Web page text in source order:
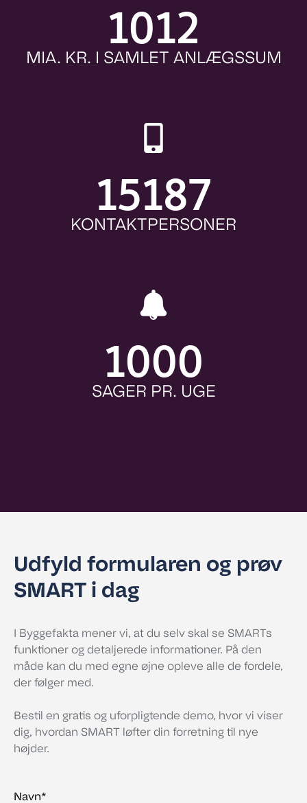
1012
MIA. KR. I SAMLET ANLÆGSSUM
15187
KONTAKTPERSONER
1000
SAGER PR. UGE
Udfyld formularen og prøv
SMART i dag
I Byggefakta mener vi, at du selv skal se SMARTs
funktioner og detaljerede informationer. På den
måde kan du med egne øjne opleve alle de fordele,
der følger med.
Bestil en gratis og uforpligtende demo, hvor vi viser
dig, hvordan SMART løfter din forretning til nye
højder.
Navn*